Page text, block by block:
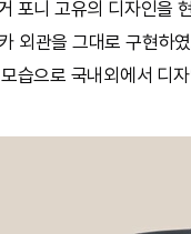
포니 고유의 디자인을
외관을 그대로 구현하
습으로 국내외에서 디